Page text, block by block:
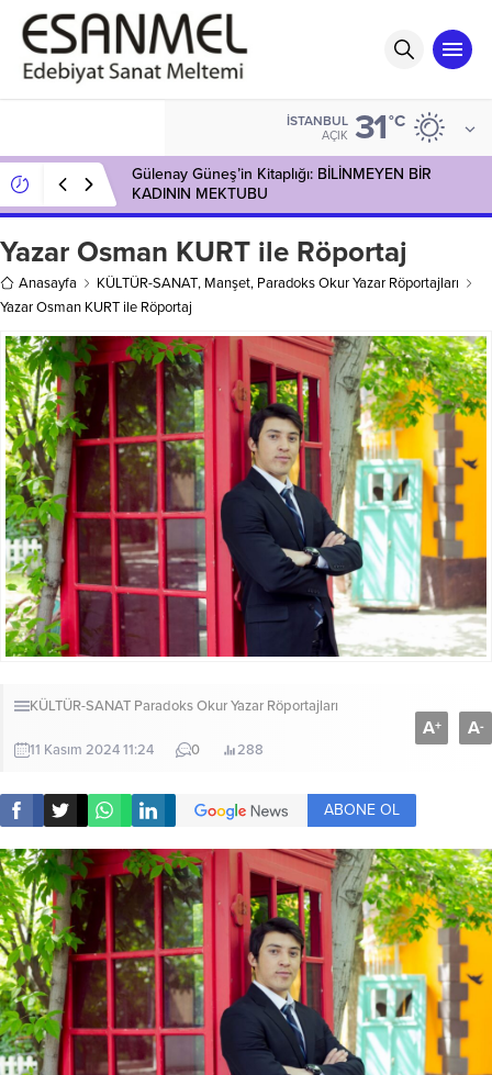
İSTANBUL
AÇIK 31°C
Gülenay Güneş’in Kitaplığı: BİLİNMEYEN BİR
KADININ MEKTUBU
Yazar Osman KURT ile Röportaj
Anasayfa KÜLTÜR-SANAT, Manşet, Paradoks Okur Yazar Röportajları
Yazar Osman KURT ile Röportaj
KÜLTÜR-SANAT Paradoks Okur Yazar Röportajları
11 Kasım 2024 11:24 0 288
A+ A-
ABONE OL